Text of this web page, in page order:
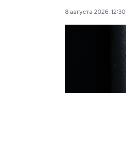
8 августа 2026, 12:30